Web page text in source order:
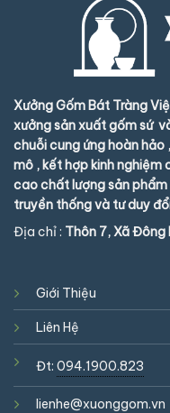
Xưởng Gốm Bát Tràng
xưởng sản xuất gốm sứ
chuỗi cung ứng hoàn
mô , kết hợp kinh nghiệm
cao chất lượng sản
truyền thống và tư duy
Địa chỉ : Thôn 7, Xã Đông
Giới Thiệu
Liên Hệ
Đt: 094.1900.823
lienhe@xuonggom.vn